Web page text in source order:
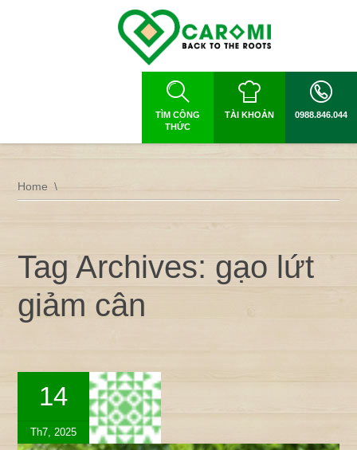
TÌM CÔNG
THỨC
TÀI KHOẢN 0988.846.044
Home
Tag Archives: gạo lứt
giảm cân
14
Th7, 2025